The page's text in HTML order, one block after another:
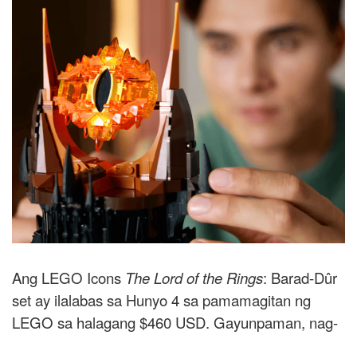
Ang LEGO Icons The Lord of the Rings: Barad-Dûr
set ay ilalabas sa Hunyo 4 sa pamamagitan ng
LEGO sa halagang $460 USD. Gayunpaman, nag-